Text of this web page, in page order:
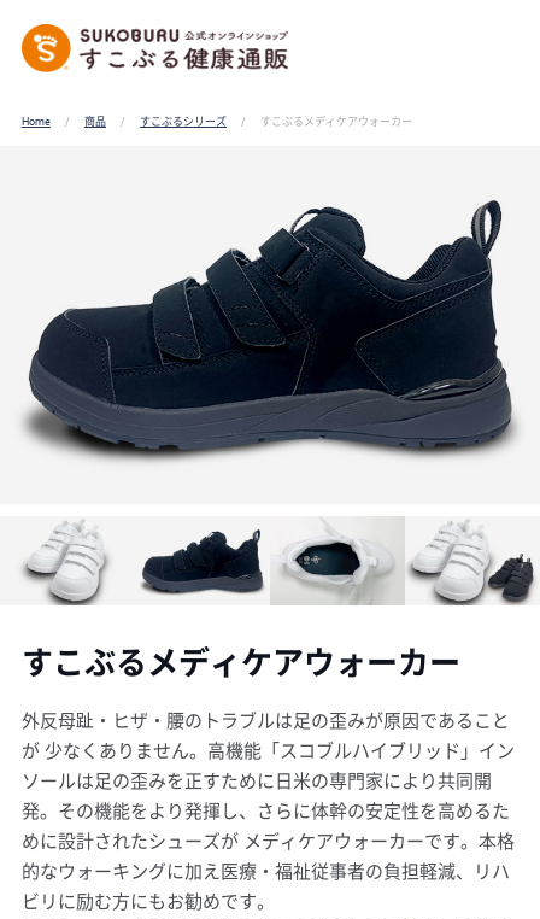
Home 商品 すこぶるシリーズ すこぶるメディケアウォーカー
すこぶるメディケアウォーカー
外反母趾・ヒザ・腰のトラブルは足の歪みが原因であること
が 少なくありません。高機能「スコブルハイブリッド」イン
ソールは足の歪みを正すために日米の専門家により共同開
発。その機能をより発揮し、さらに体幹の安定性を高めるた
めに設計されたシューズが メディケアウォーカーです。本格
的なウォーキングに加え医療・福祉従事者の負担軽減、リハ
ビリに励む方にもお勧めです。